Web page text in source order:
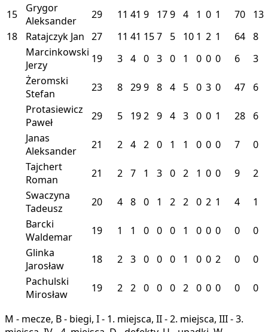
15
Grygor
Aleksander
29 11 41 9 179 4 1 0 1 70
13
18
Ratajczyk Jan 27 11 41 157 5 10 1 2 1 64 8
Marcinkowski
Jerzy
19 3 4 0 3 0 1 0 0 0 6
3
Żeromski
Stefan
23 8 299 8 4 5 0 3 0 47
6
Protasiewicz
Paweł
29 5 192 9 4 3 0 0 1 28
6
Janas
Aleksander
21 2 4 2 0 1 1 0 0 0 7
0
Tajchert
Roman
21 2 7 1 3 0 2 1 0 0 9
2
Swaczyna
Tadeusz
20 4 8 0 1 2 2 0 2 1 4
1
Barcki
Waldemar
19 1 1 0 0 0 1 0 0 0 0
0
Glinka
Jarosław
18 2 3 0 0 0 1 0 0 2 0
0
Pachulski
Mirosław
19 2 2 0 0 0 2 0 0 0 0 0
M - mecze, B - biegi, I - 1. miejsca, II - 2. miejsca, III - 3.